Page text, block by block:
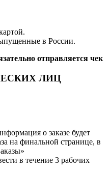
в России.
отправляется чек
ЛИЦ
о заказе будет
на финальной странице, в
в течение 3 рабочих